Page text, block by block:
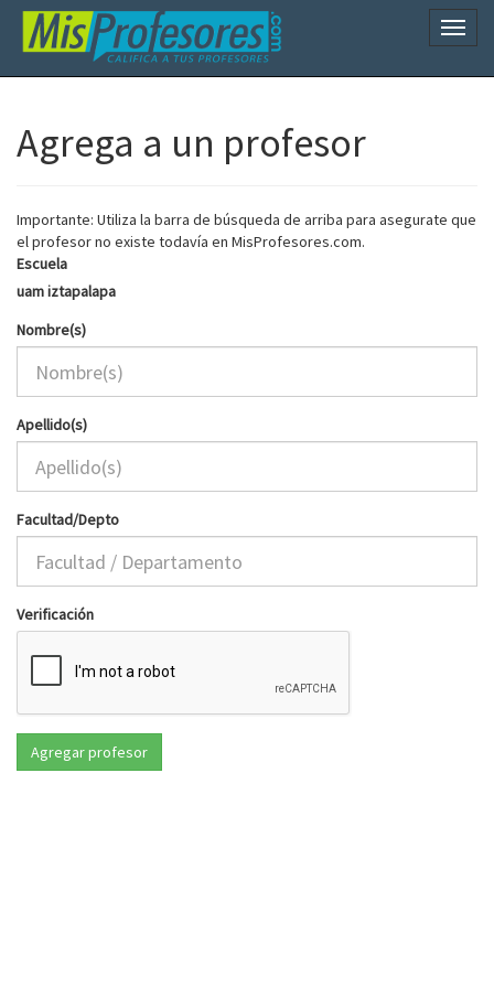
Agrega a un profesor
Importante: Utiliza la barra de búsqueda de arriba para asegurate que
el profesor no existe todavía en MisProfesores.com.
Escuela
uam iztapalapa
Nombre(s)
Apellido(s)
Facultad/Depto
Verificación